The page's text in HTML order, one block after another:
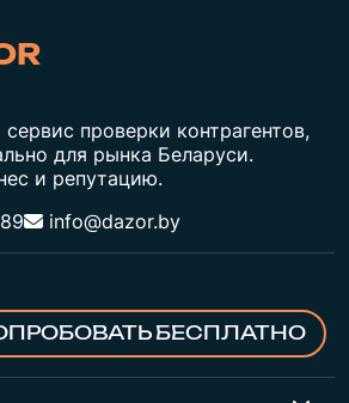
проверки контрагентов,
для рынка Беларуси.
и репутацию.
info@dazor.by
БЕСПЛАТНО